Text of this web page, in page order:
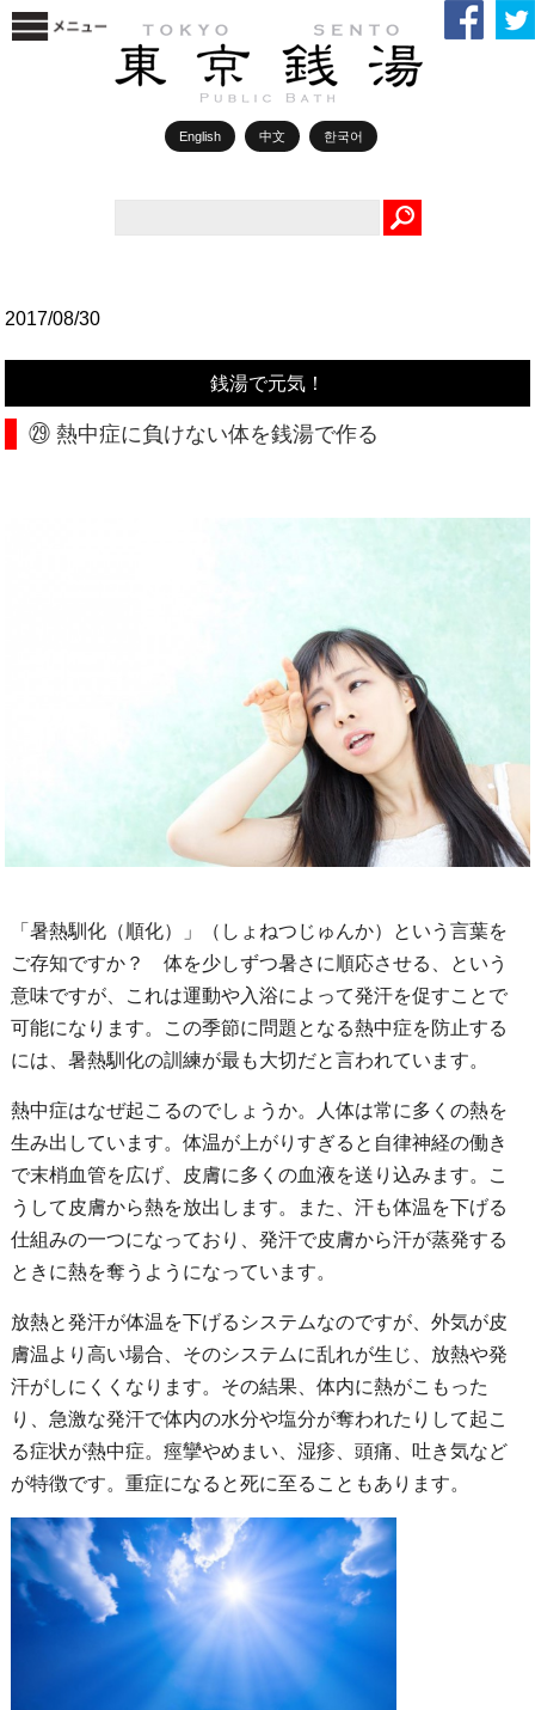
English 中文 한국어
2017/08/30
銭湯で元気！
㉙ 熱中症に負けない体を銭湯で作る
「暑熱馴化（順化）」（しょねつじゅんか）という言葉を
ご存知ですか？ 体を少しずつ暑さに順応させる、という
意味ですが、これは運動や入浴によって発汗を促すことで
可能になります。この季節に問題となる熱中症を防止する
には、暑熱馴化の訓練が最も大切だと言われています。
熱中症はなぜ起こるのでしょうか。人体は常に多くの熱を
生み出しています。体温が上がりすぎると自律神経の働き
で末梢血管を広げ、皮膚に多くの血液を送り込みます。こ
うして皮膚から熱を放出します。また、汗も体温を下げる
仕組みの一つになっており、発汗で皮膚から汗が蒸発する
ときに熱を奪うようになっています。
放熱と発汗が体温を下げるシステムなのですが、外気が皮
膚温より高い場合、そのシステムに乱れが生じ、放熱や発
汗がしにくくなります。その結果、体内に熱がこもった
り、急激な発汗で体内の水分や塩分が奪われたりして起こ
る症状が熱中症。痙攣やめまい、湿疹、頭痛、吐き気など
が特徴です。重症になると死に至ることもあります。